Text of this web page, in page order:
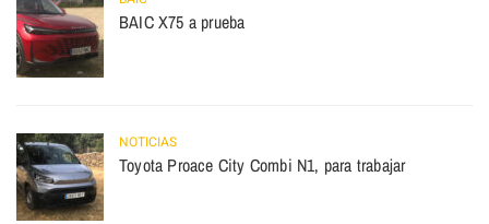
BAIC X75 a prueba
NOTICIAS
Toyota Proace City Combi N1, para trabajar